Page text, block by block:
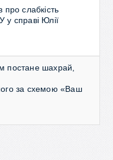
про слабкість
у справі Юлії
постане шахрай,
за схемою «Ваш